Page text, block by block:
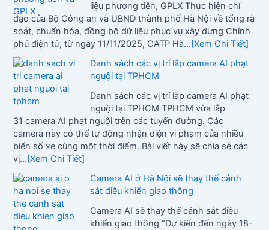
liệu phương tiện, GPLX Thực hiện chỉ
đạo của Bộ Công an và UBND thành phố Hà Nội về tổng rà
soát, chuẩn hóa, đồng bộ dữ liệu phục vụ xây dựng Chính
phủ điện tử, từ ngày 11/11/2025, CATP Hà...[Xem Chi Tiết]
Danh sách các vị trí lắp camera AI phạt
nguội tại TPHCM
Danh sách các vị trí lắp camera AI phạt
nguội tại TPHCM TPHCM vừa lắp
31 camera AI phạt nguội trên các tuyến đường. Các
camera này có thể tự động nhận diện vi phạm của nhiều
biển số xe cùng một thời điểm. Bài viết này sẽ chia sẻ các
vị...[Xem Chi Tiết]
Camera AI ở Hà Nội sẽ thay thế cảnh
sát điều khiển giao thông
Camera AI sẽ thay thế cảnh sát điều
khiển giao thông “Dự kiến đến ngày 18-